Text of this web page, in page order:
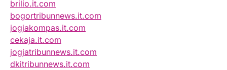
brilio.it.com
bogortribunnews.it.com
jogjakompas.it.com
cekaja.it.com
jogjatribunnews.it.com
dkitribunnews.it.com